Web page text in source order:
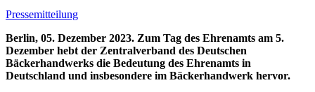
Pressemitteilung
Berlin, 05. Dezember 2023. Zum Tag des Ehrenamts am 5.
Dezember hebt der Zentralverband des Deutschen
Bäckerhandwerks die Bedeutung des Ehrenamts in
Deutschland und insbesondere im Bäckerhandwerk hervor.